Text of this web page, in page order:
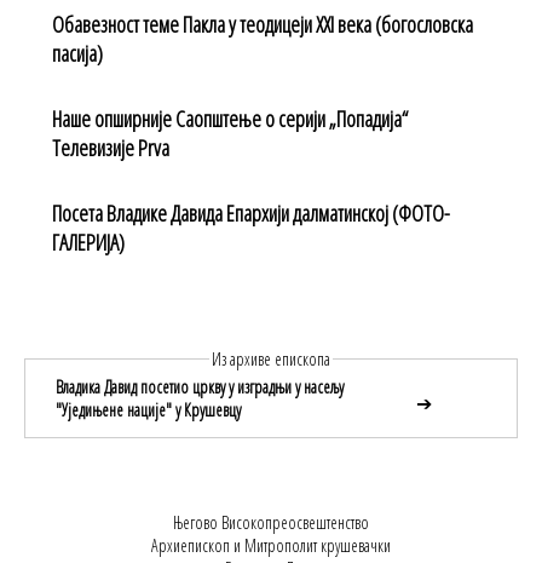
Обавезност теме Пакла у теодицеји XXI века (богословска
пасија)
Наше опширније Саопштење о серији „Попадија“
Телевизије Prva
Посета Владике Давида Епархији далматинској (ФОТО-
ГАЛЕРИЈА)
Из архиве епископа
Владика Давид посетио цркву у изградњи у насељу
"Уједињене нације" у Крушевцу
➔
Његово Високопреосвештенство
Архиепископ и Митрополит крушевачки